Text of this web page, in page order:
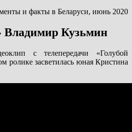
и факты в Беларуси, июнь 2020
Кузьмин
с телепередачи «Голубой
ролике засветилась юная Кристина